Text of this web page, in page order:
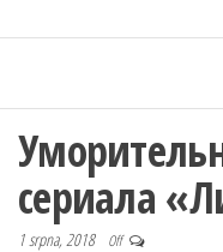
сериала
1 srpna, 2018 Off